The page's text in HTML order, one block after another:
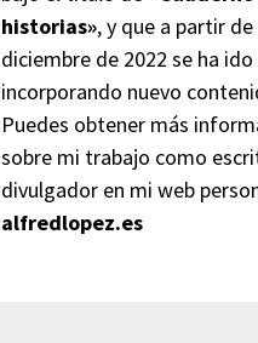
historias», y que a partir de
diciembre de 2022 se ha ido
incorporando nuevo
Puedes obtener más
sobre mi trabajo como
divulgador en mi web
alfredlopez.es